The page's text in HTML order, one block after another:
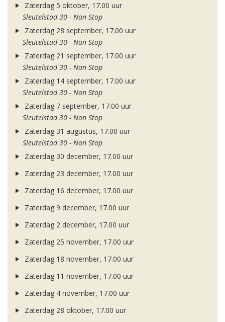
Zaterdag 5 oktober, 17.00 uur
Sleutelstad 30 - Non Stop
Zaterdag 28 september, 17.00 uur
Sleutelstad 30 - Non Stop
Zaterdag 21 september, 17.00 uur
Sleutelstad 30 - Non Stop
Zaterdag 14 september, 17.00 uur
Sleutelstad 30 - Non Stop
Zaterdag 7 september, 17.00 uur
Sleutelstad 30 - Non Stop
Zaterdag 31 augustus, 17.00 uur
Sleutelstad 30 - Non Stop
Zaterdag 30 december, 17.00 uur
Zaterdag 23 december, 17.00 uur
Zaterdag 16 december, 17.00 uur
Zaterdag 9 december, 17.00 uur
Zaterdag 2 december, 17.00 uur
Zaterdag 25 november, 17.00 uur
Zaterdag 18 november, 17.00 uur
Zaterdag 11 november, 17.00 uur
Zaterdag 4 november, 17.00 uur
Zaterdag 28 oktober, 17.00 uur